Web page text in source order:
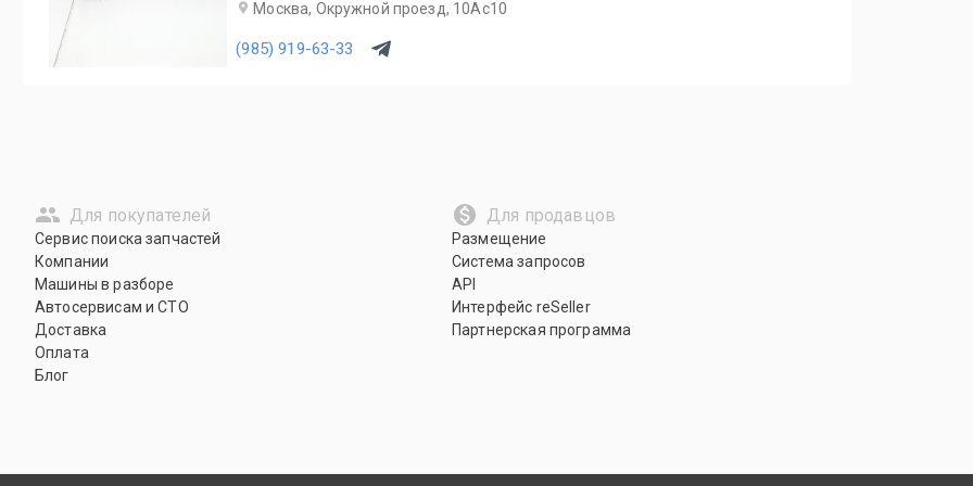
Москва, Окружной проезд, 10Ас10
(985) 919-63-33
Для покупателей
Сервис поиска запчастей
Компании
Машины в разборе
Автосервисам и СТО
Доставка
Оплата
Блог
Для продавцов
Размещение
Система запросов
API
Интерфейс reSeller
Партнерская программа